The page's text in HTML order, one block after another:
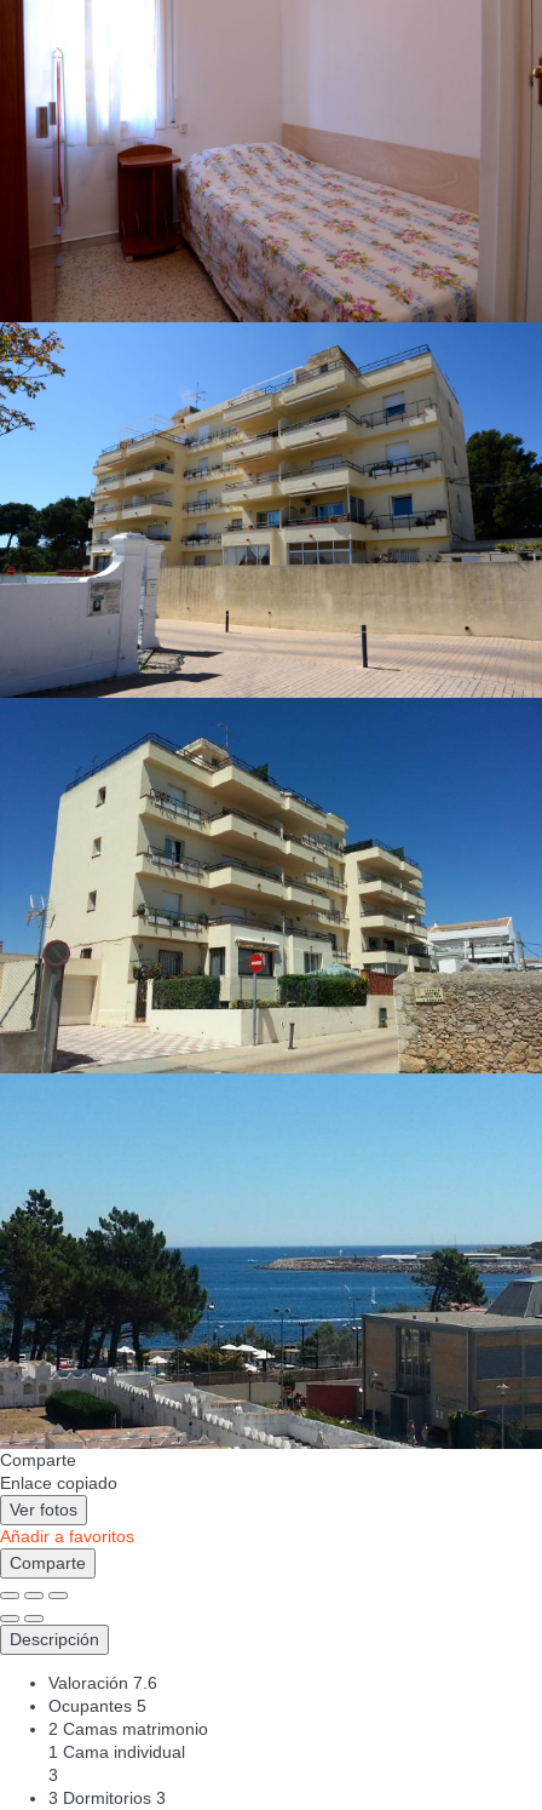
Comparte
Enlace copiado
Ver fotos
Añadir a favoritos
Comparte
Descripción
Valoración 7.6
Ocupantes 5
2 Camas matrimonio
1 Cama individual
3
3 Dormitorios 3